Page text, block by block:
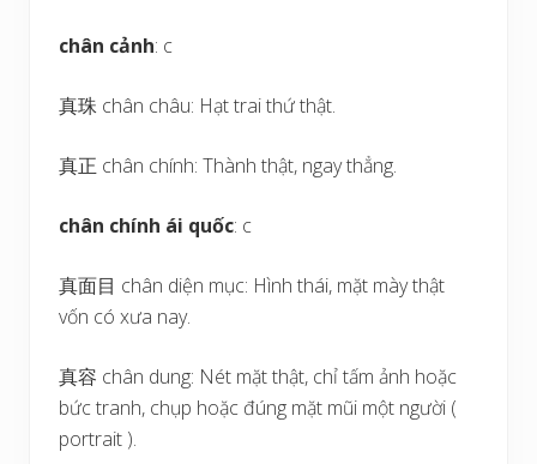
chân cảnh: c
真珠 chân châu: Hạt trai thứ thật.
真正 chân chính: Thành thật, ngay thẳng.
chân chính ái quốc: c
真面目 chân diện mục: Hình thái, mặt mày thật
vốn có xưa nay.
真容 chân dung: Nét mặt thật, chỉ tấm ảnh hoặc
bức tranh, chụp hoặc đúng mặt mũi một người (
portrait ).